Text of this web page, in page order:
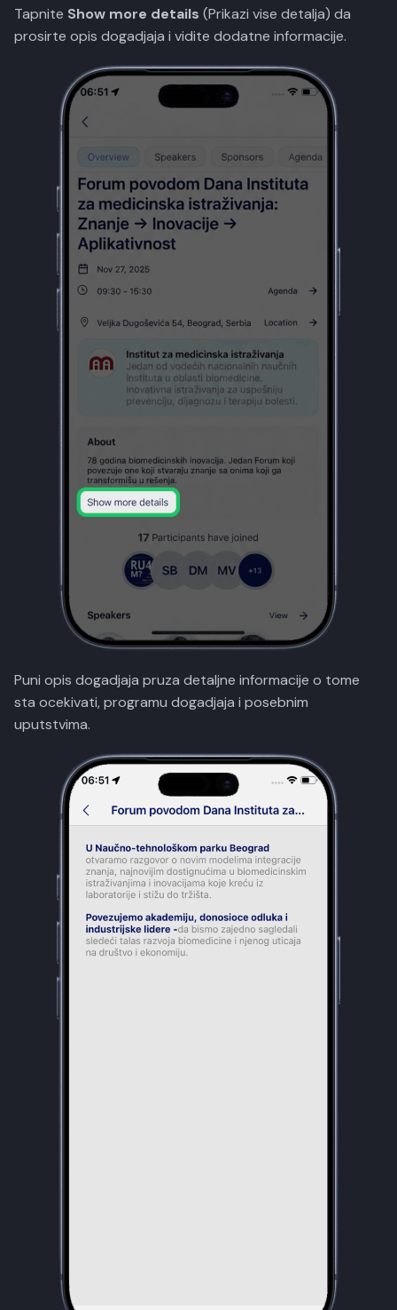
Tapnite Show more details (Prikazi vise detalja) da
prosirte opis dogadjaja i vidite dodatne informacije.
Puni opis dogadjaja pruza detaljne informacije o tome
sta ocekivati, programu dogadjaja i posebnim
uputstvima.